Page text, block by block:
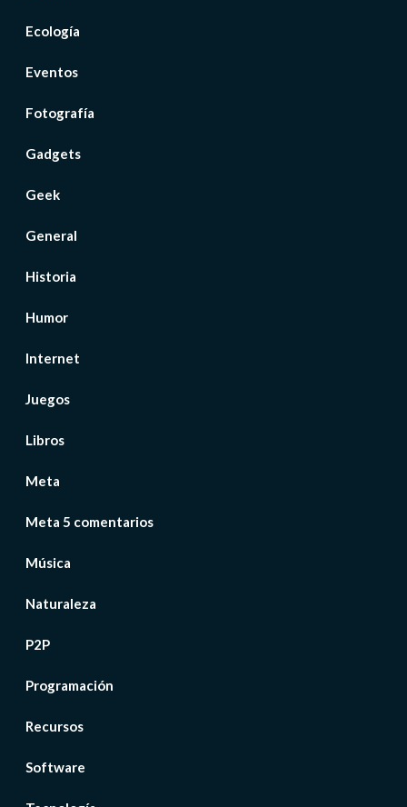
Ecología
Eventos
Fotografía
Gadgets
Geek
General
Historia
Humor
Internet
Juegos
Libros
Meta
Meta 5 comentarios
Música
Naturaleza
P2P
Programación
Recursos
Software